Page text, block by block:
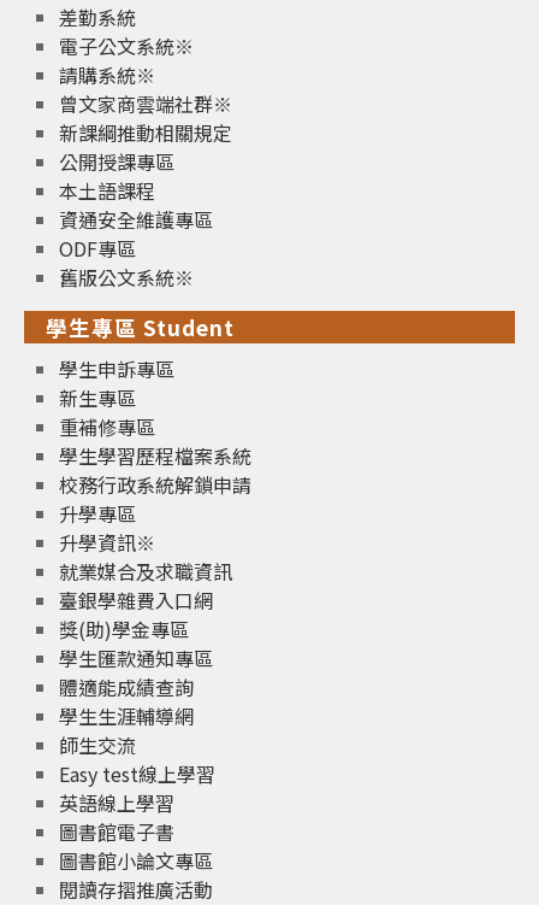
差勤系統
電子公文系統※
請購系統※
曾文家商雲端社群※
新課綱推動相關規定
公開授課專區
本土語課程
資通安全維護專區
ODF專區
舊版公文系統※
學生專區 Student
學生申訴專區
新生專區
重補修專區
學生學習歷程檔案系統
校務行政系統解鎖申請
升學專區
升學資訊※
就業媒合及求職資訊
臺銀學雜費入口網
獎(助)學金專區
學生匯款通知專區
體適能成績查詢
學生生涯輔導網
師生交流
Easy test線上學習
英語線上學習
圖書館電子書
圖書館小論文專區
閱讀存摺推廣活動